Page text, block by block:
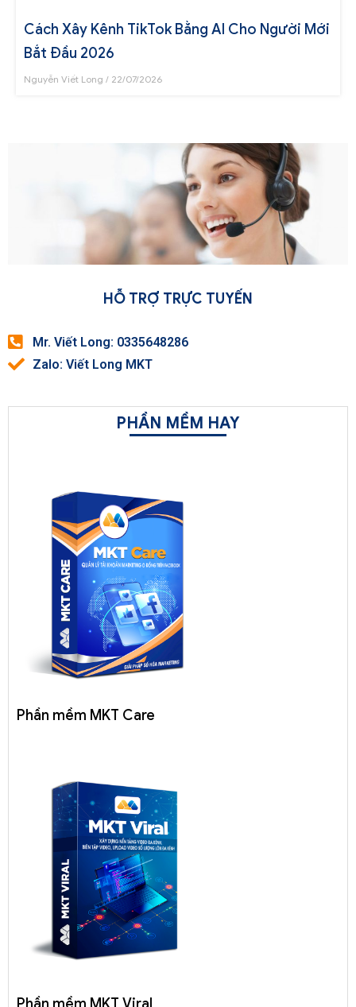
Cách Xây Kênh TikTok Bằng AI Cho Người Mới
Bắt Đầu 2026
Nguyễn Viết Long 22/07/2026
HỖ TRỢ TRỰC TUYẾN
Mr. Viết Long: 0335648286
Zalo: Viết Long MKT
PHẦN MỀM HAY
Phần mềm MKT Care